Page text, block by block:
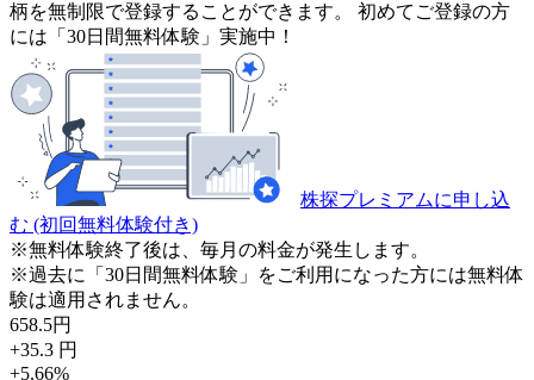
柄を無制限で登録することができます。 初めてご登録の方
には「30日間無料体験」実施中！
株探プレミアムに申し込
む (初回無料体験付き)
※無料体験終了後は、毎月の料金が発生します。
※過去に「30日間無料体験」をご利用になった方には無料体
験は適用されません。
658.5円
+35.3 円
+5.66%